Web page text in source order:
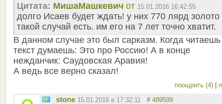
Цитата: MишаМашкевич от 15.01.2016 16:42:55
долго Исаев будет ждать! у них 770 лярд золото
такой случай есть. им его на 7 лет точно хватит.
В данном случае это был сарказм. Когда читаешь
текст думаешь: Это про Россию! А в конце
нежданчик: Саудовская Аравия!
А ведь все верно сказал!
поощрить (4) |
stone 15.01.2016 в 17:32:11 # 489599